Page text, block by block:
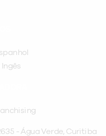
- Água Verde, Curitiba